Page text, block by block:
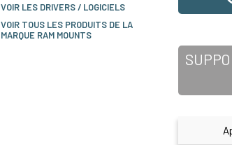
VOIR LES DRIVERS / LOGICIELS
VOIR TOUS LES PRODUITS DE LA
MARQUE RAM MOUNTS